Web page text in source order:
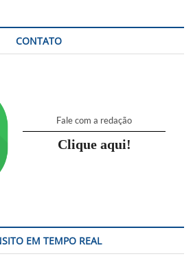
CONTATO
Fale com a redação
Clique aqui!
EM TEMPO REAL